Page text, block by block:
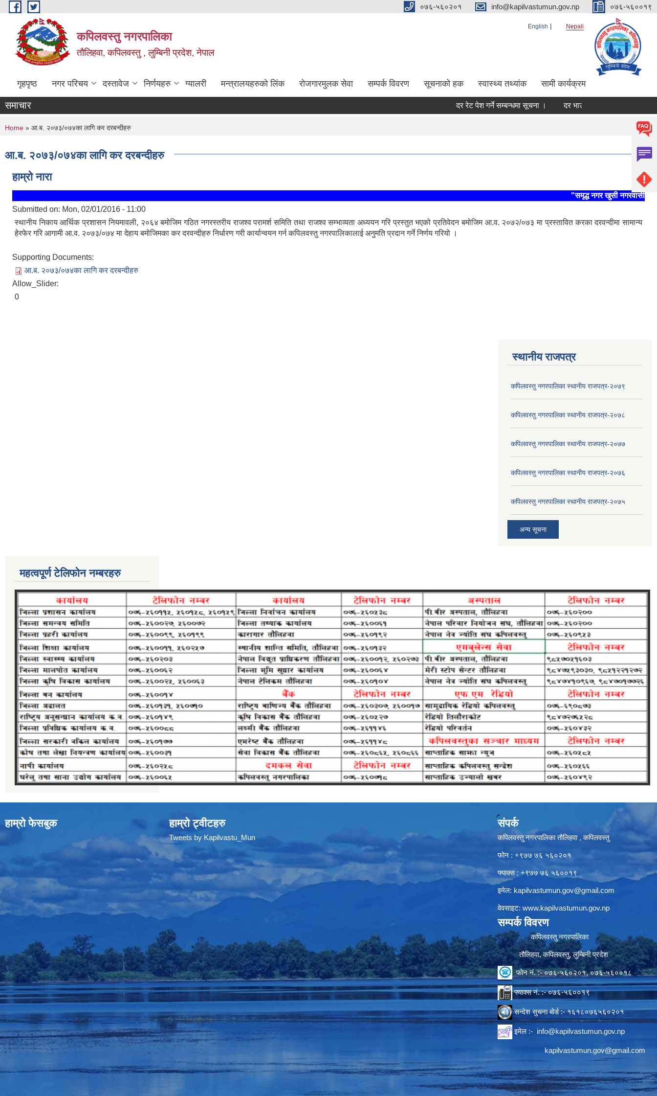
Skip to main content ०७६-५६०२०१ info@kapilvastumun.gov.np ०७६-५६००१९
कपिलवस्तु नगरपालिका
तौलिहवा, कपिलवस्तु , लुम्बिनी प्रदेश, नेपाल
English Nepali
गृहपृष्ठ नगर परिचय दस्तावेज निर्णयहरु ग्यालरी मन्त्रालयहरुको लिंक रोजगारमुलक सेवा सम्पर्क विवरण सूचनाको हक स्वास्थ्य तथ्यांक सामी कार्यक्रम
समाचार दर रेट पेश गर्ने सम्बन्धमा सूचना । दर भाउ पेश गर्ने सम्बन्धमा ।
You are here
Home » आ.ब. २०७३/०७४का लागि कर दरबन्दीहरु
आ.ब. २०७३/०७४का लागि कर दरबन्दीहरु
हाम्रो नारा
"समृद्ध नगर खुसी नगरवासी, स्थिर
Submitted on: Mon, 02/01/2016 - 11:00
स्थानीय निकाय आर्थिक प्रशासन नियमावली, २०६४ बमोजिम गठित नगरस्तरीय राजश्व परामर्श समिति तथा राजश्व सम्भाव्यता अध्ययन गरि प्रस्तुत भएको प्रतिवेदन बमोजिम आ.व. २०७२/०७३ मा प्रस्तावित करका दरवन्दीमा सामान्य
हेरफेर गरि आगामी आ.व. २०७३/०७४ मा देहाय बमोजिमका कर दरवन्दीहरु निर्धारण गरी कार्यान्वयन गर्न कपिलवस्तु नगरपालिकालाई अनुमति प्रदान गर्ने निर्णय गरियो ।
Supporting Documents:
आ.ब. २०७३/०७४का लागि कर दरबन्दीहरु
Allow_Slider:
0
स्थानीय राजपत्र
कपिलवस्तु नगरपालिका स्थानीय राजपत्र-२०७९
कपिलवस्तु नगरपालिका स्थानीय राजपत्र-२०७८
कपिलवस्तु नगरपालिका स्थानीय राजपत्र-२०७७
कपिलवस्तु नगरपालिका स्थानीय राजपत्र-२०७६
कपिलवस्तु नगरपालिका स्थानीय राजपत्र-२०७५
अन्य सूचना
महत्वपूर्ण टेलिफोन नम्बरहरु
हाम्रो फेसबुक हाम्रो ट्वीटहरु
Tweets by Kapilvastu_Mun
संपर्क
कपिलवस्तु नगरपालिका तौलिहवा , कपिलवस्तु
फोन : +९७७ ७६ ५६०२०१
फ्याक्स : +९७७ ७६ ५६००१९
इमेल: kapilvastumun.gov@gmail.com
वेवसाइट: www.kapilvastumun.gov.np
सम्पर्क विवरण
कपिलवस्तु नगरपालिका
तौलिहवा, कपिलवस्तु, लुम्बिनी प्रदेश
फोन नं. :- ०७६-५६०२०१, ०७६-५६००१८
फ्याक्स नं. :- ०७६-५६००१९
सन्देश सुचना बोर्ड :- १६१८०७६५६०२०१
इमेल :- info@kapilvastumun.gov.np
kapilvastumun.gov@gmail.com